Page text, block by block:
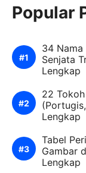
Popular
34 Nama
Senjata
Lengkap
22
Lengkap
Tabel
Gambar
Lengkap